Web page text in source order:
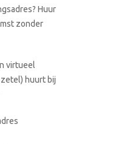
Huur
zonder
virtueel
huurt bij